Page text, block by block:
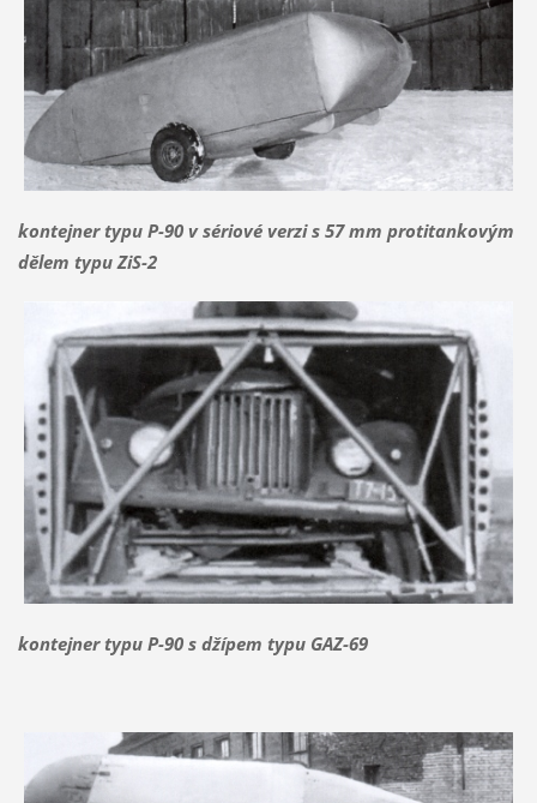
kontejner typu P-90 v sériové verzi s 57 mm protitankovým
dělem typu ZiS-2
kontejner typu P-90 s džípem typu GAZ-69